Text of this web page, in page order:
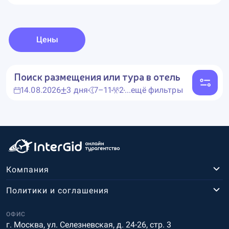
Цены
Поиск размещения или тура в отель
14.08.2026 3 дня 7–11 2...ещё фильтры
Компания
ОФИС
г. Москва, ул. Селезневская, д. 24-26, стр. 3
Политики и соглашения